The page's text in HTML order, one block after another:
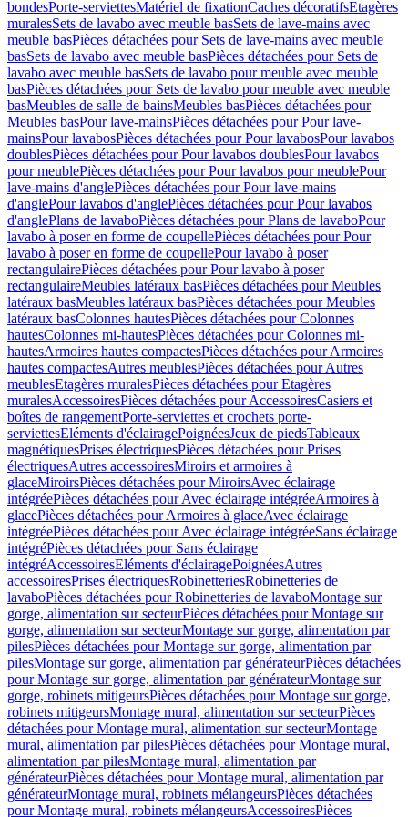
bondesPorte-serviettesMatériel de fixationCaches décoratifsEtagères
muralesSets de lavabo avec meuble basSets de lave-mains avec
meuble basPièces détachées pour Sets de lave-mains avec meuble
basSets de lavabo avec meuble basPièces détachées pour Sets de
lavabo avec meuble basSets de lavabo pour meuble avec meuble
basPièces détachées pour Sets de lavabo pour meuble avec meuble
basMeubles de salle de bainsMeubles basPièces détachées pour
Meubles basPour lave-mainsPièces détachées pour Pour lave-
mainsPour lavabosPièces détachées pour Pour lavabosPour lavabos
doublesPièces détachées pour Pour lavabos doublesPour lavabos
pour meublePièces détachées pour Pour lavabos pour meublePour
lave-mains d'anglePièces détachées pour Pour lave-mains
d'anglePour lavabos d'anglePièces détachées pour Pour lavabos
d'anglePlans de lavaboPièces détachées pour Plans de lavaboPour
lavabo à poser en forme de coupellePièces détachées pour Pour
lavabo à poser en forme de coupellePour lavabo à poser
rectangulairePièces détachées pour Pour lavabo à poser
rectangulaireMeubles latéraux basPièces détachées pour Meubles
latéraux basMeubles latéraux basPièces détachées pour Meubles
latéraux basColonnes hautesPièces détachées pour Colonnes
hautesColonnes mi-hautesPièces détachées pour Colonnes mi-
hautesArmoires hautes compactesPièces détachées pour Armoires
hautes compactesAutres meublesPièces détachées pour Autres
meublesEtagères muralesPièces détachées pour Etagères
muralesAccessoiresPièces détachées pour AccessoiresCasiers et
boîtes de rangementPorte-serviettes et crochets porte-
serviettesEléments d'éclairagePoignéesJeux de piedsTableaux
magnétiquesPrises électriquesPièces détachées pour Prises
électriquesAutres accessoiresMiroirs et armoires à
glaceMiroirsPièces détachées pour MiroirsAvec éclairage
intégréePièces détachées pour Avec éclairage intégréeArmoires à
glacePièces détachées pour Armoires à glaceAvec éclairage
intégréePièces détachées pour Avec éclairage intégréeSans éclairage
intégréPièces détachées pour Sans éclairage
intégréAccessoiresEléments d'éclairagePoignéesAutres
accessoiresPrises électriquesRobinetteriesRobinetteries de
lavaboPièces détachées pour Robinetteries de lavaboMontage sur
gorge, alimentation sur secteurPièces détachées pour Montage sur
gorge, alimentation sur secteurMontage sur gorge, alimentation par
pilesPièces détachées pour Montage sur gorge, alimentation par
pilesMontage sur gorge, alimentation par générateurPièces détachées
pour Montage sur gorge, alimentation par générateurMontage sur
gorge, robinets mitigeursPièces détachées pour Montage sur gorge,
robinets mitigeursMontage mural, alimentation sur secteurPièces
détachées pour Montage mural, alimentation sur secteurMontage
mural, alimentation par pilesPièces détachées pour Montage mural,
alimentation par pilesMontage mural, alimentation par
générateurPièces détachées pour Montage mural, alimentation par
générateurMontage mural, robinets mélangeursPièces détachées
pour Montage mural, robinets mélangeursAccessoiresPièces